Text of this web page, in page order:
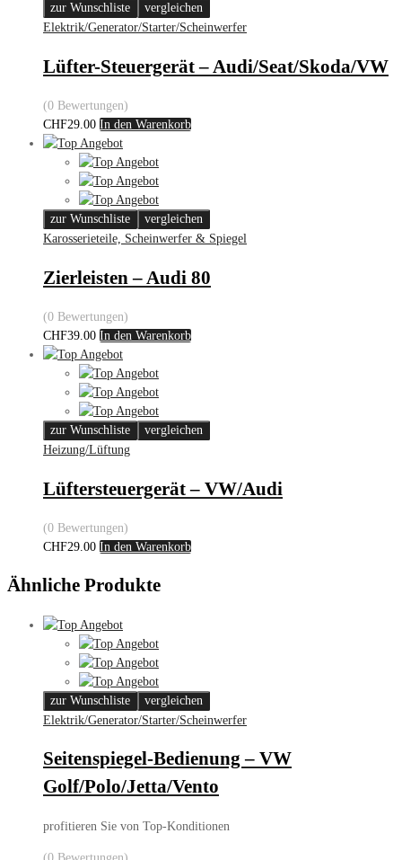
zur Wunschliste
vergleichen
Elektrik/Generator/Starter/Scheinwerfer
Lüfter-Steuergerät – Audi/Seat/Skoda/VW
(0 Bewertungen)
CHF29.00 In den Warenkorb
zur Wunschliste
vergleichen
Karosserieteile, Scheinwerfer & Spiegel
Zierleisten – Audi 80
(0 Bewertungen)
CHF39.00 In den Warenkorb
zur Wunschliste
vergleichen
Heizung/Lüftung
Lüftersteuergerät – VW/Audi
(0 Bewertungen)
CHF29.00 In den Warenkorb
Ähnliche Produkte
zur Wunschliste
vergleichen
Elektrik/Generator/Starter/Scheinwerfer
Seitenspiegel-Bedienung – VW
Golf/Polo/Jetta/Vento
profitieren Sie von Top-Konditionen